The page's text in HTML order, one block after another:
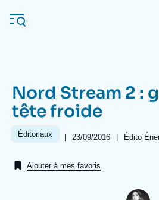
au
contenu
Navigation
principale
L'Ifri
Analyses
Recherches
Nord Stream 2 :
tête froide
Éditoriaux |
Date
publication
23/09/2016 |
Référence
Édito
Ajouter à mes favoris